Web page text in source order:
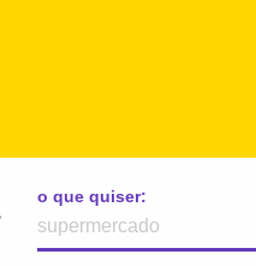
o que quiser: